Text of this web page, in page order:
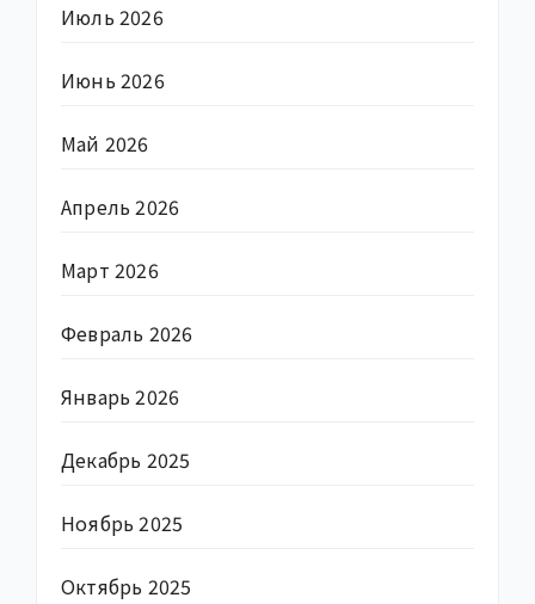
Июль 2026
Июнь 2026
Май 2026
Апрель 2026
Март 2026
Февраль 2026
Январь 2026
Декабрь 2025
Ноябрь 2025
Октябрь 2025